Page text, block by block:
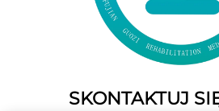
SKONTAKTUJ